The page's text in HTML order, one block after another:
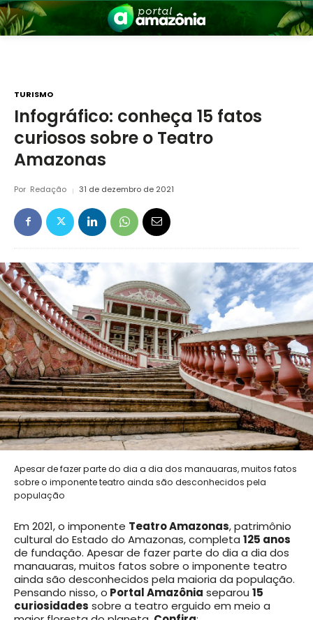
Amazônia
TURISMO
Infográfico: conheça 15 fatos
curiosos sobre o Teatro
Amazonas
Por Redação 31 de dezembro de 2021
Apesar de fazer parte do dia a dia dos manauaras, muitos fatos
sobre o imponente teatro ainda são desconhecidos pela
população
Em 2021, o imponente Teatro Amazonas, patrimônio
cultural do Estado do Amazonas, completa 125 anos
de fundação. Apesar de fazer parte do dia a dia dos
manauaras, muitos fatos sobre o imponente teatro
ainda são desconhecidos pela maioria da população.
Pensando nisso, o Portal Amazônia separou 15
curiosidades sobre a teatro erguido em meio a